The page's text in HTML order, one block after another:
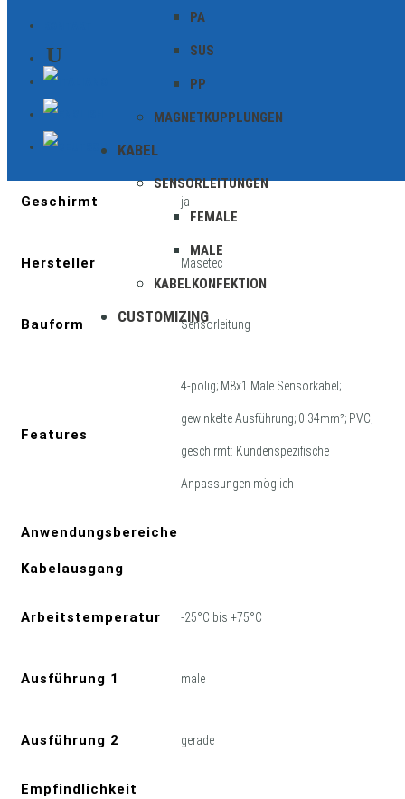
PA
SUS
PP
MAGNETKUPPLUNGEN
KABEL
SENSORLEITUNGEN
FEMALE
MALE
KABELKONFEKTION
CUSTOMIZING
Zusätzliche Informationen
Geschirmt ja
Hersteller Masetec
Bauform Sensorleitung
Features
4-polig; M8x1 Male Sensorkabel;
gewinkelte Ausführung; 0.34mm²; PVC;
geschirmt: Kundenspezifische
Anpassungen möglich
Anwendungsbereiche
Kabelausgang
Arbeitstemperatur -25°C bis +75°C
Ausführung 1 male
Ausführung 2 gerade
Empfindlichkeit